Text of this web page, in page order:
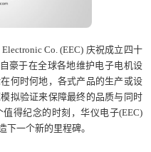
Co. (EEC) 庆祝成立四十
豪于在全球各地维护电子电机设
何时何地，各式产品的生产或设
拟验证来保障最终的品质与同时
得纪念的时刻，华仪电子(EEC)
下一个新的里程碑。